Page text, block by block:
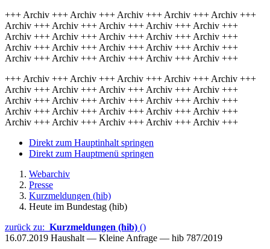
+++ Archiv +++ Archiv +++ Archiv +++ Archiv +++ Archiv +++
Archiv +++ Archiv +++ Archiv +++ Archiv +++ Archiv +++
Archiv +++ Archiv +++ Archiv +++ Archiv +++ Archiv +++
Archiv +++ Archiv +++ Archiv +++ Archiv +++ Archiv +++
Archiv +++ Archiv +++ Archiv +++ Archiv +++ Archiv +++
+++ Archiv +++ Archiv +++ Archiv +++ Archiv +++ Archiv +++
Archiv +++ Archiv +++ Archiv +++ Archiv +++ Archiv +++
Archiv +++ Archiv +++ Archiv +++ Archiv +++ Archiv +++
Archiv +++ Archiv +++ Archiv +++ Archiv +++ Archiv +++
Archiv +++ Archiv +++ Archiv +++ Archiv +++ Archiv +++
Direkt zum Hauptinhalt springen
Direkt zum Hauptmenü springen
Webarchiv
Presse
Kurzmeldungen (hib)
Heute im Bundestag (hib)
zurück zu: Kurzmeldungen (hib) ()
16.07.2019 Haushalt — Kleine Anfrage — hib 787/2019